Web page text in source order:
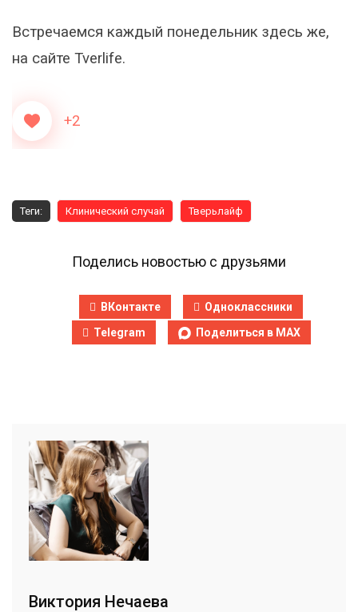
Встречаемся каждый понедельник здесь же,
на сайте Tverlife.
+2
Теги: Клинический случай Тверьлайф
Поделись новостью с друзьями
ВКонтакте
Одноклассники
Telegram
Поделиться в MAX
Виктория Нечаева